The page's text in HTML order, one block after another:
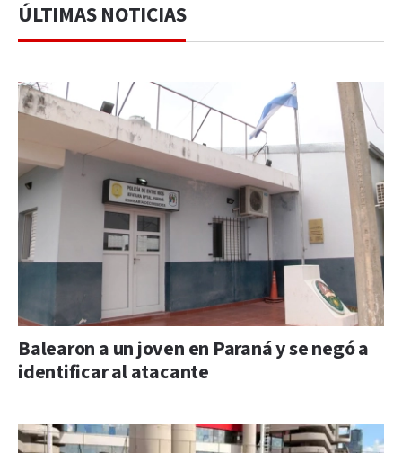
ÚLTIMAS NOTICIAS
Balearon a un joven en Paraná y se negó a
identificar al atacante